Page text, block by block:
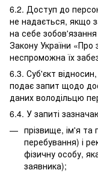
6.2. Доступ до
не надається, якщо
на себе
Закону України
неспроможна їх
6.3. Суб'єкт
подає запит щодо
даних володільцю
6.4. У запиті
прізвище, ім'я та
перебування) і
фізичну особу,
заявника);